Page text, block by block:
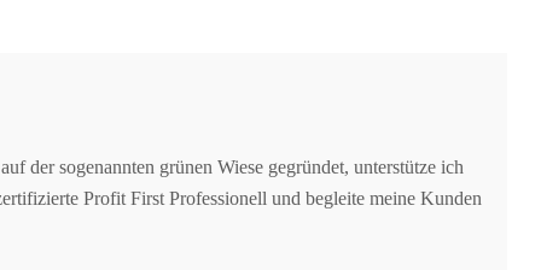
der sogenannten grünen Wiese gegründet, unterstütze ich
Profit First Professionell und begleite meine Kunden